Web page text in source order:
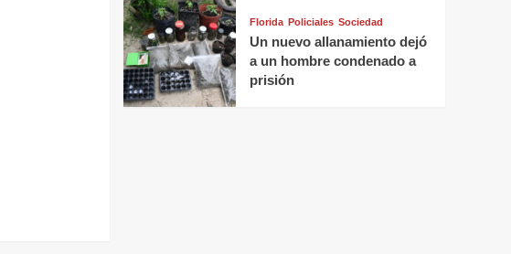
Florida Policiales Sociedad
Un nuevo allanamiento dejó
a un hombre condenado a
prisión